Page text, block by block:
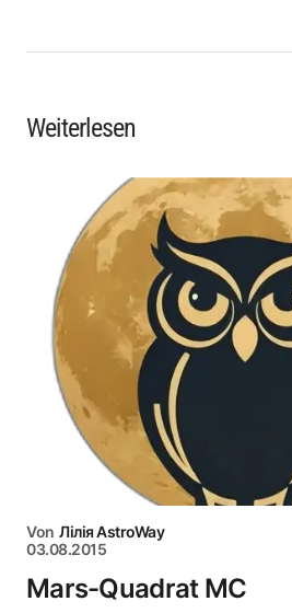
Weiterlesen
Von Лілія AstroWay
03.08.2015
Mars-Quadrat MC